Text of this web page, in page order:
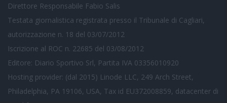
Direttore Responsabile Fabio Salis
Testata giornalistica registrata presso il Tribunale di Cagliari,
autorizzazione n. 18 del 03/07/2012
Iscrizione al ROC n. 22685 del 03/08/2012
Editore: Diario Sportivo Srl, Partita IVA 03356010920
Hosting provider: (dal 2015) Linode LLC, 249 Arch Street,
Philadelphia, PA 19106, USA, Tax id EU372008859, datacenter di